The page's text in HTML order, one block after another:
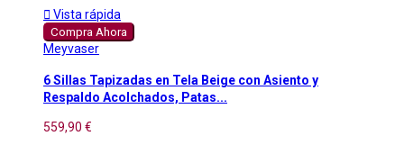
 Vista rápida
Compra Ahora
Meyvaser
6 Sillas Tapizadas en Tela Beige con Asiento y
Respaldo Acolchados, Patas...
559,90 €